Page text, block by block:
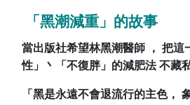
「黑潮減重」的故事
當出版社希望林黑潮醫師 ， 把這
性」丶「不復胖」的減肥法 不藏
「黑是永遠不會退流行的主色，